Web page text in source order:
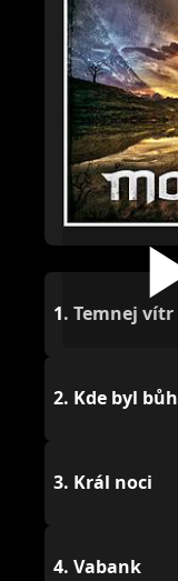
1. Temnej vítr
2. Kde byl bůh
3. Král noci
4. Vabank